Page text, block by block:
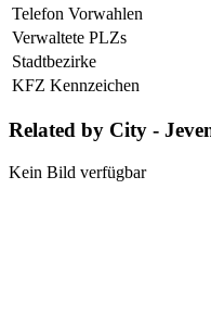
Telefon Vorwahlen
Verwaltete PLZs
Stadtbezirke
KFZ Kennzeichen
Related by City -
Kein Bild verfügbar